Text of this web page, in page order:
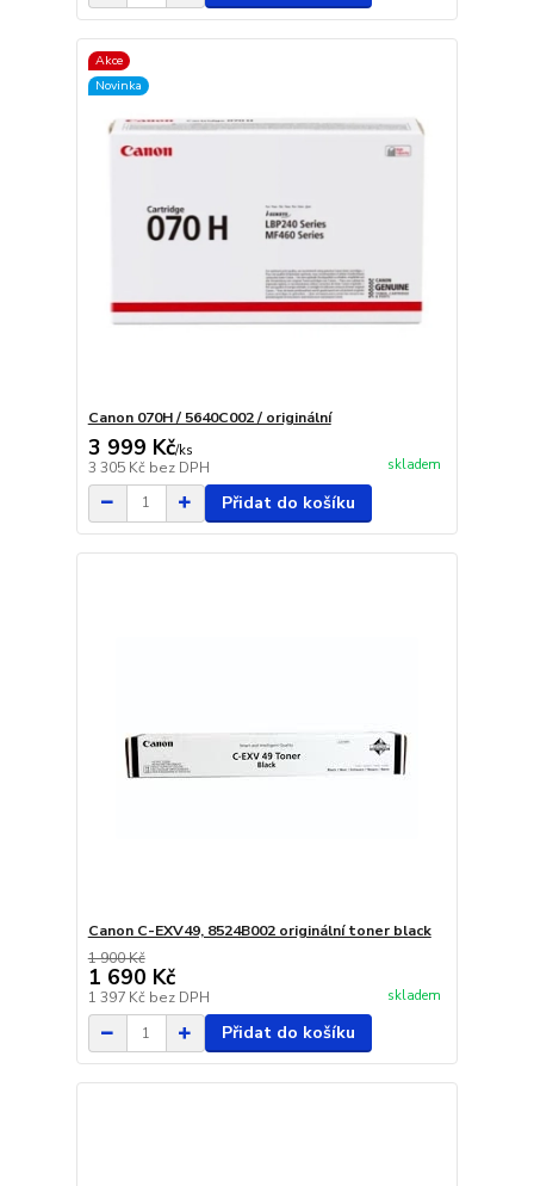
Akce
Novinka
Canon 070H / 5640C002 / originální
3 999 Kč/ks
3 305 Kč bez DPH skladem
Přidat do košíku
Canon C-EXV49, 8524B002 originální toner black
1 900 Kč
1 690 Kč
1 397 Kč bez DPH skladem
Přidat do košíku